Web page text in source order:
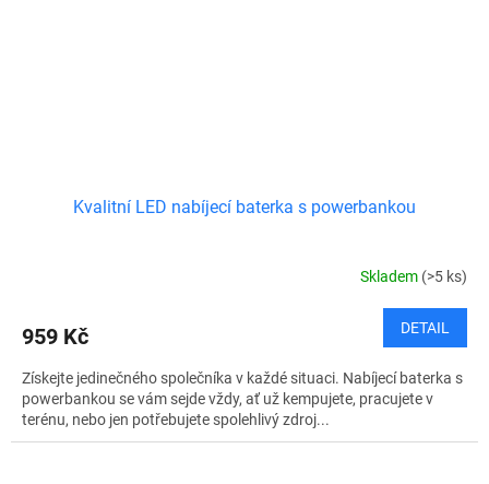
Kvalitní LED nabíjecí baterka s powerbankou
Skladem (>5 ks)
959 Kč DETAIL
Získejte jedinečného společníka v každé situaci. Nabíjecí baterka s
powerbankou se vám sejde vždy, ať už kempujete, pracujete v
terénu, nebo jen potřebujete spolehlivý zdroj...